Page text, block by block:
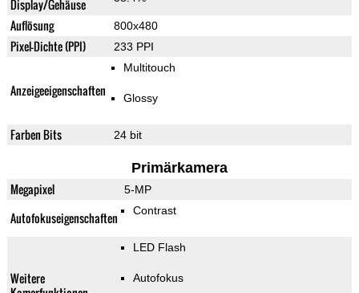
Display/Gehäuse
Auflösung 800x480
Pixel-Dichte (PPI) 233 PPI
Anzeigeeigenschaften
Multitouch
Glossy
Farben Bits 24 bit
Primärkamera
Megapixel 5-MP
Autofokuseigenschaften Contrast
Weitere
LED Flash
Autofokus